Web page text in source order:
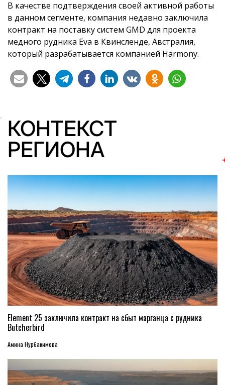
В качестве подтверждения своей активной работы
в данном сегменте, компания недавно заключила
контракт на поставку систем GMD для проекта
медного рудника Eva в Квинсленде, Австралия,
который разрабатывается компанией Harmony.
КОНТЕКСТ
РЕГИОНА
Element 25 заключила контракт на сбыт марганца с рудника
Butcherbird
Амина Нурбакимова